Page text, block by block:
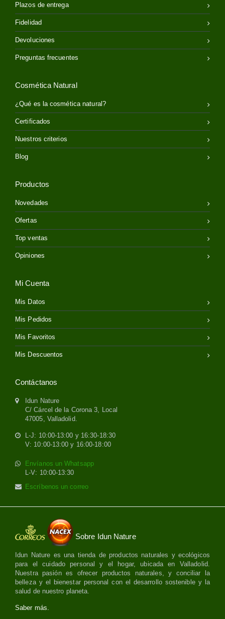
Plazos de entrega
Fidelidad
Devoluciones
Preguntas frecuentes
Cosmética Natural
¿Qué es la cosmética natural?
Certificados
Nuestros criterios
Blog
Productos
Novedades
Ofertas
Top ventas
Opiniones
Mi Cuenta
Mis Datos
Mis Pedidos
Mis Favoritos
Mis Descuentos
Contáctanos
Idun Nature
C/ Cárcel de la Corona 3, Local
47005, Valladolid.
L-J: 10:00-13:00 y 16:30-18:30
V: 10:00-13:00 y 16:00-18:00
Envíanos un Whatsapp
L-V: 10:00-13:30
Escríbenos un correo
Sobre Idun Nature
Idun Nature es una tienda de productos naturales y ecológicos
para el cuidado personal y el hogar, ubicada en Valladolid.
Nuestra pasión es ofrecer productos naturales, y conciliar la
belleza y el bienestar personal con el desarrollo sostenible y la
salud de nuestro planeta.
Saber más.